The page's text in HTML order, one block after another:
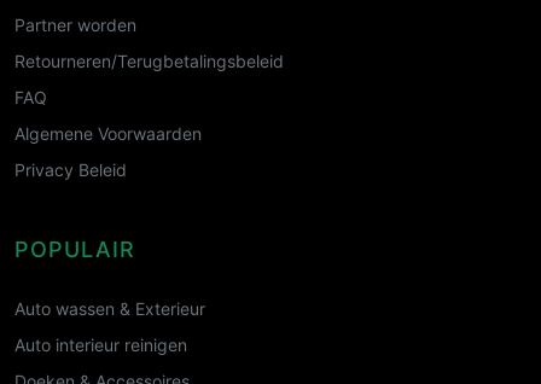
Partner worden
Retourneren/Terugbetalingsbeleid
FAQ
Algemene Voorwaarden
Privacy Beleid
POPULAIR
Auto wassen & Exterieur
Auto interieur reinigen